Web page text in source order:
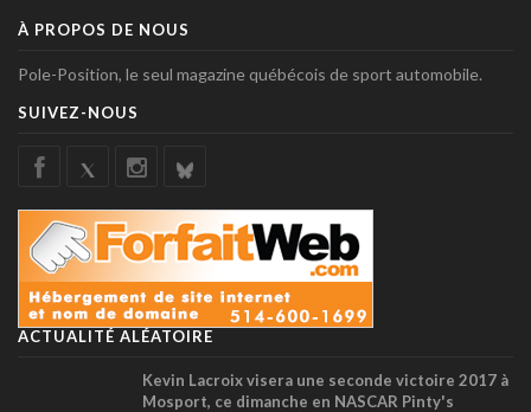
À PROPOS DE NOUS
Pole-Position, le seul magazine québécois de sport automobile.
SUIVEZ-NOUS
ACTUALITÉ ALÉATOIRE
Kevin Lacroix visera une seconde victoire 2017 à
Mosport, ce dimanche en NASCAR Pinty's